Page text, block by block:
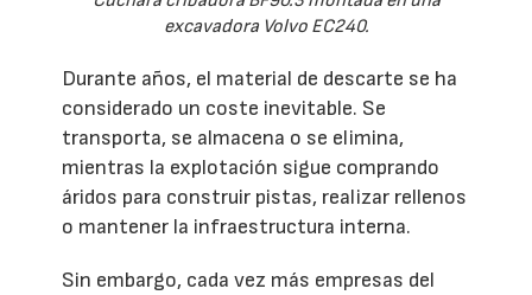
excavadora Volvo EC240.
Durante años, el material de descarte se ha
considerado un coste inevitable. Se
transporta, se almacena o se elimina,
mientras la explotación sigue comprando
áridos para construir pistas, realizar rellenos
o mantener la infraestructura interna.
Sin embargo, cada vez más empresas del